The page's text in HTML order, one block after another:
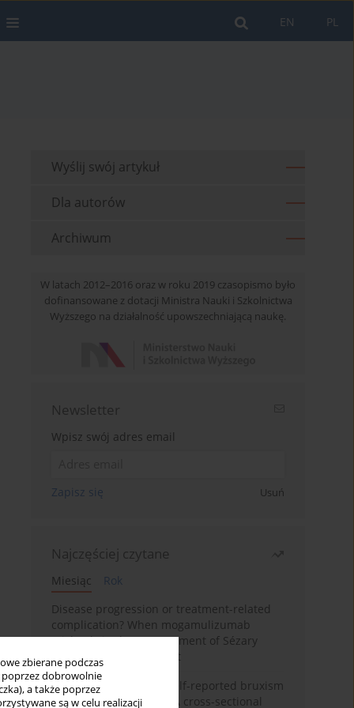
zbierane podczas
poprzez dobrowolnie
a także poprzez
są w celu realizacji
PL
EN
Wyślij swój artykuł
Dla autorów
Archiwum
W latach 2012–2016 oraz w roku 2019 czasopismo było
dofinansowane z dotacji Ministra Nauki i Szkolnictwa
Wyższego na działalność upowszechniającą naukę.
Newsletter
Wpisz swój adres email
Zapisz się Usuń
Najczęściej czytane
Miesiąc
Rok
Disease progression or treatment-related
complication? When mogamulizumab
misleads in the management of Sézary
syndrome: A case report
Personality traits and self-reported bruxism
in university students: A cross-sectional